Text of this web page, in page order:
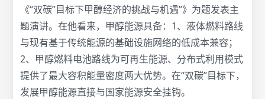
《“双碳”目标下甲醇经济的挑战与机遇”》为题发表主
题演讲。在他看来，甲醇能源具备：1、液体燃料路线
与现有基于传统能源的基础设施网络的低成本兼容；
2、甲醇燃料电池路线为可再生能源、分布式利用模式
提供了最大容积能量密度两大优势。在“双碳”目标下，
发展甲醇能源直接与国家能源安全挂钩。